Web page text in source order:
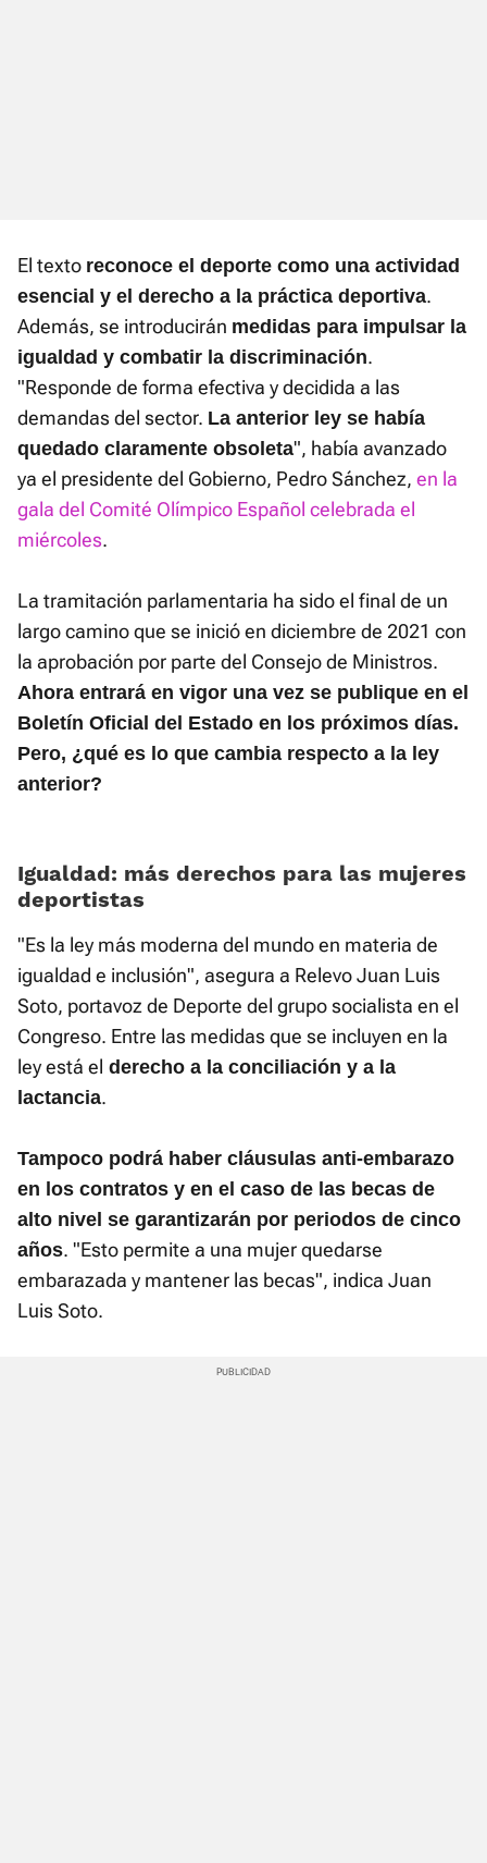
El texto reconoce el deporte como una actividad
esencial y el derecho a la práctica deportiva.
Además, se introducirán medidas para impulsar la
igualdad y combatir la discriminación.
"Responde de forma efectiva y decidida a las
demandas del sector. La anterior ley se había
quedado claramente obsoleta", había avanzado
ya el presidente del Gobierno, Pedro Sánchez, en la
gala del Comité Olímpico Español celebrada el
miércoles.
La tramitación parlamentaria ha sido el final de un
largo camino que se inició en diciembre de 2021 con
la aprobación por parte del Consejo de Ministros.
Ahora entrará en vigor una vez se publique en el
Boletín Oficial del Estado en los próximos días.
Pero, ¿qué es lo que cambia respecto a la ley
anterior?
Igualdad: más derechos para las mujeres
deportistas
"Es la ley más moderna del mundo en materia de
igualdad e inclusión", asegura a Relevo Juan Luis
Soto, portavoz de Deporte del grupo socialista en el
Congreso. Entre las medidas que se incluyen en la
ley está el derecho a la conciliación y a la
lactancia.
Tampoco podrá haber cláusulas anti-embarazo
en los contratos y en el caso de las becas de
alto nivel se garantizarán por periodos de cinco
años. "Esto permite a una mujer quedarse
embarazada y mantener las becas", indica Juan
Luis Soto.